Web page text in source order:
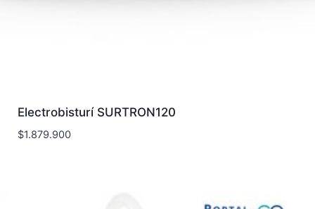
Electrobisturí SURTRON120
$1.879.900